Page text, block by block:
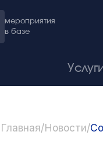
мероприятия
в базе
Главная/Новости/